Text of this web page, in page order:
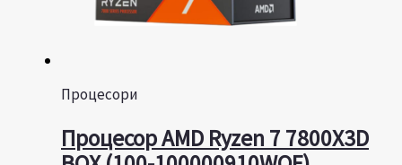
Процесори
Процесор AMD Ryzen 7 7800X3D